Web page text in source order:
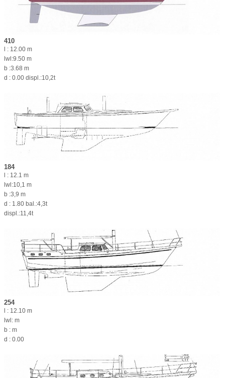
410
l : 12.00 m
lwl:9.50 m
b :3.68 m
d : 0.00 displ.:10,2t
184
l : 12.1 m
lwl:10,1 m
b :3,9 m
d : 1.80 bal.:4,3t
displ.:11,4t
254
l : 12.10 m
lwl: m
b : m
d : 0.00